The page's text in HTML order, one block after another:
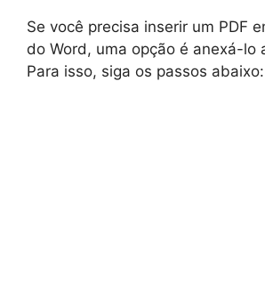
Se você precisa inserir um PDF
do Word, uma opção é anexá-lo
Para isso, siga os passos abaixo: